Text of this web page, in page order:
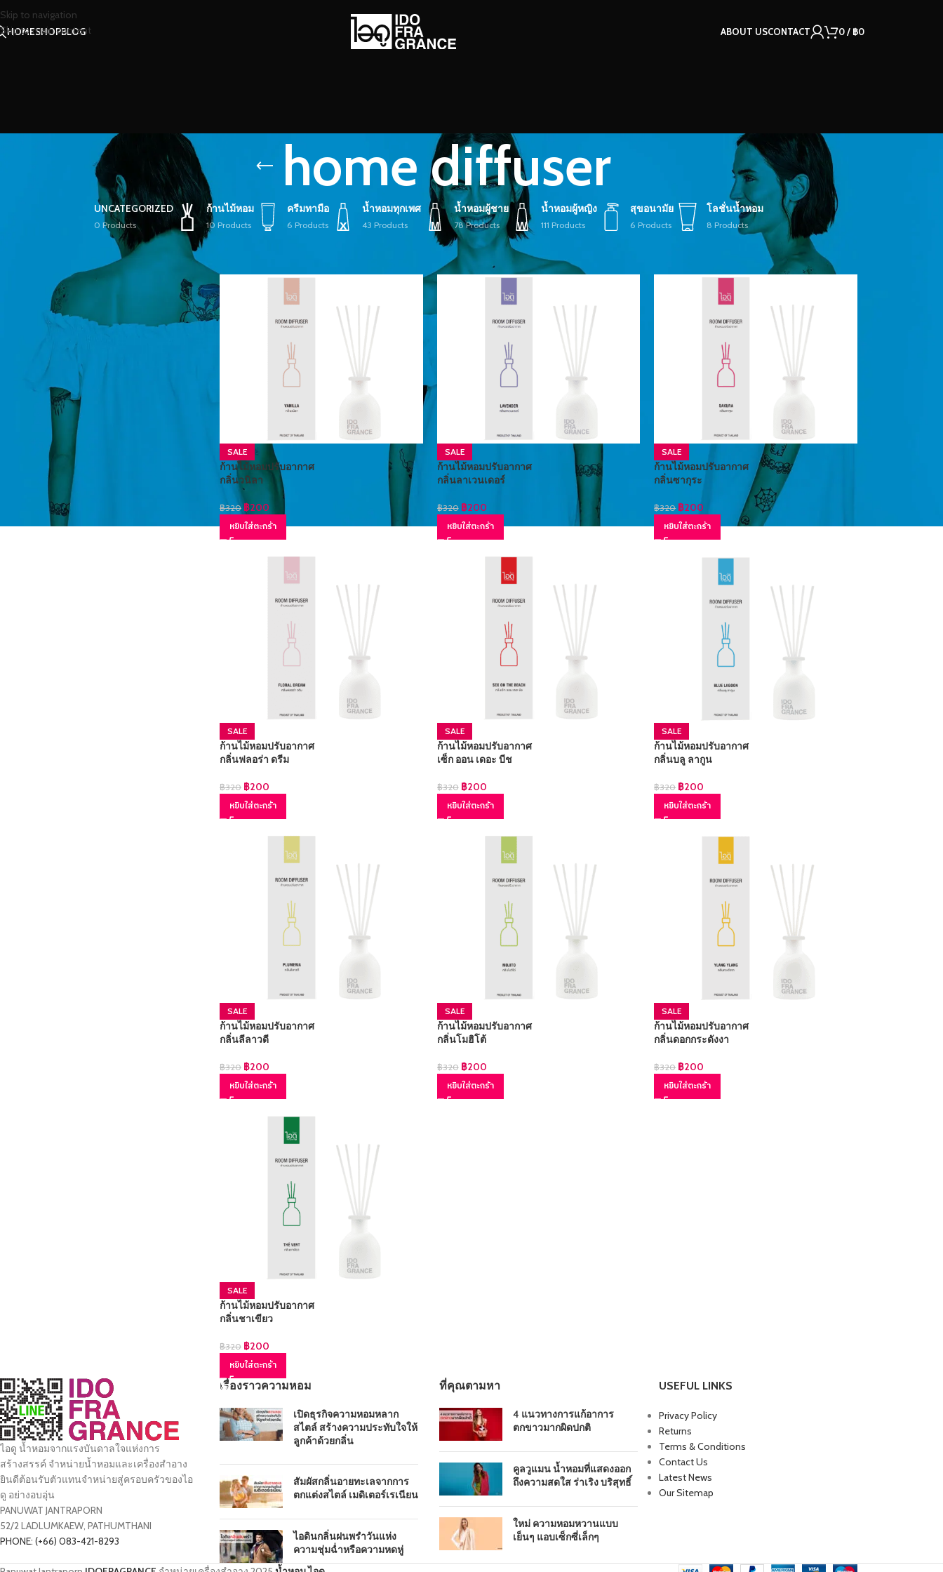
Skip to navigation
Skip to main content
HOMESHOPBLOG ABOUT USCONTACT 0/ ฿0
home diffuser
UNCATEGORIZED
0 Products
ก้านไม้หอม
10 Products
ครีมทามือ
6 Products
น้ำหอมทุกเพศ
43 Products
น้ำหอมผู้ชาย
78 Products
น้ำหอมผู้หญิง
111 Products
สุขอนามัย
6 Products
โลชั่นน้ำหอม
8 Products
SALE
ก้านไม้หอมปรับอากาศ
กลิ่นวนิลา
฿320 ฿200
หยิบใส่ตะกร้า
SALE
ก้านไม้หอมปรับอากาศ
กลิ่นลาเวนเดอร์
฿320 ฿200
หยิบใส่ตะกร้า
SALE
ก้านไม้หอมปรับอากาศ
กลิ่นซากุระ
฿320 ฿200
หยิบใส่ตะกร้า
SALE
ก้านไม้หอมปรับอากาศ
กลิ่นฟลอร่า ดรีม
฿320 ฿200
หยิบใส่ตะกร้า
SALE
ก้านไม้หอมปรับอากาศ
เซ็ก ออน เดอะ บีช
฿320 ฿200
หยิบใส่ตะกร้า
SALE
ก้านไม้หอมปรับอากาศ
กลิ่นบลู ลากูน
฿320 ฿200
หยิบใส่ตะกร้า
SALE
ก้านไม้หอมปรับอากาศ
กลิ่นลีลาวดี
฿320 ฿200
หยิบใส่ตะกร้า
SALE
ก้านไม้หอมปรับอากาศ
กลิ่นโมฮิโต้
฿320 ฿200
หยิบใส่ตะกร้า
SALE
ก้านไม้หอมปรับอากาศ
กลิ่นดอกกระดังงา
฿320 ฿200
หยิบใส่ตะกร้า
SALE
ก้านไม้หอมปรับอากาศ
กลิ่นชาเขียว
฿320 ฿200
หยิบใส่ตะกร้า
ไอดู น้ำหอมจากแรงบันดาลใจแห่งการ
สร้างสรรค์ จำหน่ายน้ำหอมและเครื่องสำอาง
ยินดีต้อนรับตัวแทนจำหน่ายสู่ครอบครัวของไอ
ดู อย่างอบอุ่น
PANUWAT JANTRAPORN
52/2 LADLUMKAEW, PATHUMTHANI
PHONE: (+66) 083-421-8293
เรื่องราวความหอม
เปิดธุรกิจความหอมหลาก
สไตล์ สร้างความประทับใจให้
ลูกค้าด้วยกลิ่น
สัมผัสกลิ่นอายทะเลจากการ
ตกแต่งสไตล์ เมดิเตอร์เรเนียน
ไอดินกลิ่นฝนพรำวันแห่ง
ความชุ่มฉ่ำหรือความหดหู่
ที่คุณตามหา
4 แนวทางการแก้อาการ
ตกขาวมากผิดปกติ
คูลวูแมน น้ำหอมที่แสดงออก
ถึงความสดใส ร่าเริง บริสุทธิ์
ใหม่ ความหอมหวานแบบ
เย็นๆ แอบเซ็กซี่เล็กๆ
USEFUL LINKS
Privacy Policy
Returns
Terms & Conditions
Contact Us
Latest News
Our Sitemap